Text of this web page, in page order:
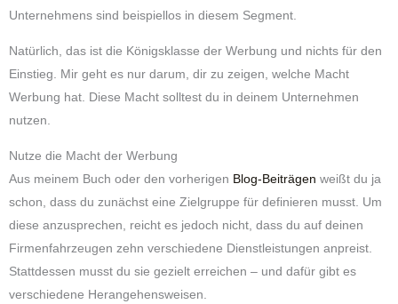
Unternehmens sind beispiellos in diesem Segment.
Natürlich, das ist die Königsklasse der Werbung und nichts für den
Einstieg. Mir geht es nur darum, dir zu zeigen, welche Macht
Werbung hat. Diese Macht solltest du in deinem Unternehmen
nutzen.
Nutze die Macht der Werbung
Aus meinem Buch oder den vorherigen Blog-Beiträgen weißt du ja
schon, dass du zunächst eine Zielgruppe für definieren musst. Um
diese anzusprechen, reicht es jedoch nicht, dass du auf deinen
Firmenfahrzeugen zehn verschiedene Dienstleistungen anpreist.
Stattdessen musst du sie gezielt erreichen – und dafür gibt es
verschiedene Herangehensweisen.